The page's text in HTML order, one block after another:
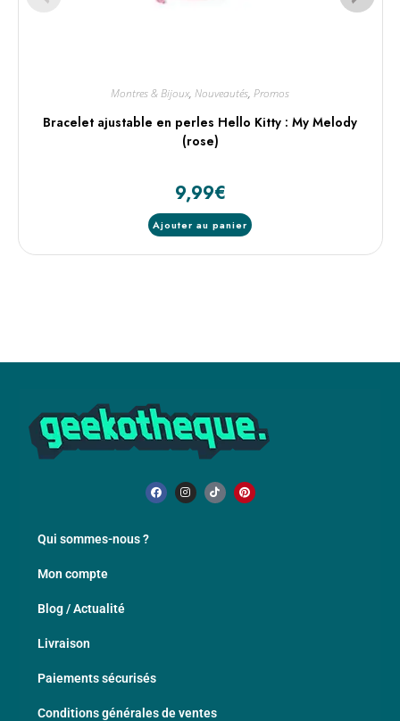
Montres & Bijoux, Nouveautés, Promos
Bracelet ajustable en perles Hello Kitty : My Melody
(rose)
9,99€
Ajouter au panier
Qui sommes-nous ?
Mon compte
Blog / Actualité
Livraison
Paiements sécurisés
Conditions générales de ventes